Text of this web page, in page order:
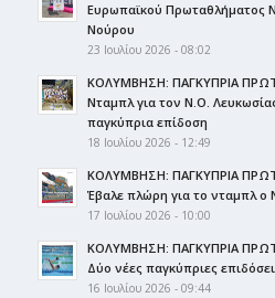
Ευρωπαϊκού Πρωταθλήματος
Νούρου
23 Ιουλίου 2026 - 08:02
ΚΟΛΥΜΒΗΣΗ: ΠΑΓΚΥΠΡΙΑ
Νταμπλ για τον Ν.Ο.
παγκύπρια επίδοση
18 Ιουλίου 2026 - 12:49
ΚΟΛΥΜΒΗΣΗ: ΠΑΓΚΥΠΡΙΑ
Έβαλε πλώρη για το νταμπλ ο
17 Ιουλίου 2026 - 10:00
ΚΟΛΥΜΒΗΣΗ: ΠΑΓΚΥΠΡΙΑ
Δύο νέες παγκύπριες
16 Ιουλίου 2026 - 09:44